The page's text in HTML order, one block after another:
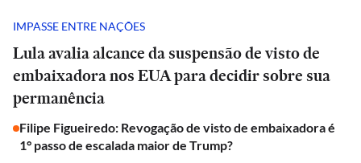
IMPASSE ENTRE NAÇÕES
Lula avalia alcance da suspensão de visto de
embaixadora nos EUA para decidir sobre sua
permanência
Filipe Figueiredo: Revogação de visto de embaixadora é
1° passo de escalada maior de Trump?